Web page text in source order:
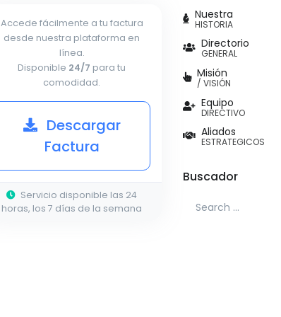
Accede fácilmente a tu factura
desde nuestra plataforma en
línea.
Disponible 24/7 para tu
comodidad.
Descargar
Factura
Servicio disponible las 24
horas, los 7 días de la semana
Nuestra
HISTORIA
Directorio
GENERAL
Misión
/ VISIÓN
Equipo
DIRECTIVO
Aliados
ESTRATEGICOS
Buscador